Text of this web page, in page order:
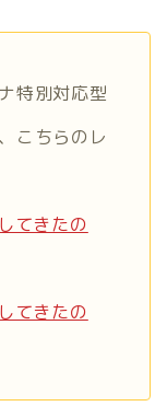
特別対応型
こちらのレ
てきたの
てきたの